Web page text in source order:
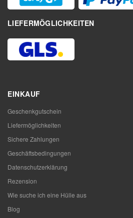
LIEFERMÖGLICHKEITEN
EINKAUF
Geschenkgutschein
Liefermöglichkeiten
Sichere Zahlungen
Geschäftsbedingungen
Datenschutzerklärung
Rezension
Wie suche ich eine Hülle aus
Blog